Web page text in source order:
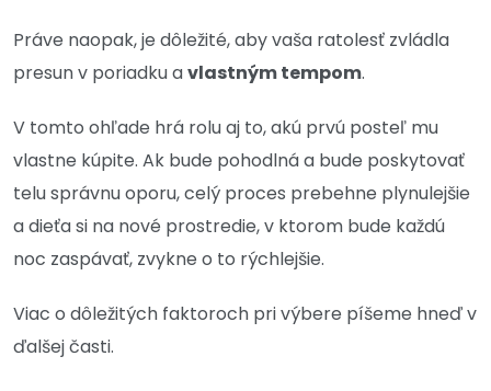
Práve naopak, je dôležité, aby vaša ratolesť zvládla
presun v poriadku avlastným tempom.
V tomto ohľade hrá rolu aj to, akú prvú posteľ mu
vlastne kúpite. Ak bude pohodlná a bude poskytovať
telu správnu oporu, celý proces prebehne plynulejšie
a dieťa si na nové prostredie, v ktorom bude každú
noc zaspávať, zvykne o to rýchlejšie.
Viac o dôležitých faktoroch pri výbere píšeme hneď v
ďalšej časti.